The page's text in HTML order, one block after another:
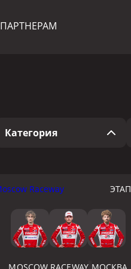
ПАРТНЕРАМ
Категория